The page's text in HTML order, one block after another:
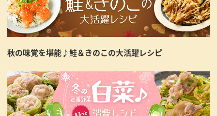
秋の味覚を堪能♪鮭＆きのこの大活躍レシピ